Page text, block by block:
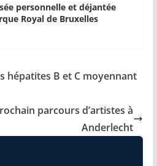
personnelle et déjantée
Royal de Bruxelles
hépatites B et C moyennant
parcours d’artistes à
Anderlecht